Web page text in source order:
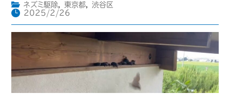
ネズミ駆除, 東京都,
渋谷区
2025/2/26